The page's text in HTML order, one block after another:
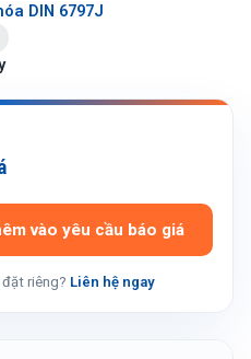
DIN 6797J
vào yêu cầu báo giá
riêng? Liên hệ ngay